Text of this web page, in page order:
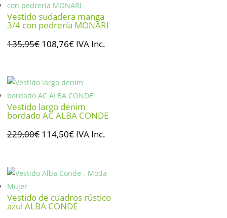
89,00€.44,50€.
Vestido sudadera manga
3/4 con pedrería MONARI
135,95€ El
era:
135,95€.
108,76€El
es:
108,76€.
IVA Inc.
Vestido largo denim
bordado AC ALBA CONDE
229,00€ El
era:
114,50€El
es:
IVA Inc.
Vestido de cuadros rústico
azul ALBA CONDE